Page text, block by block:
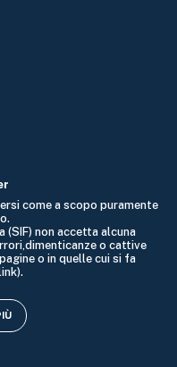
come a scopo puramente
(SIF) non accetta alcuna
o cattive
o in quelle cui si fa